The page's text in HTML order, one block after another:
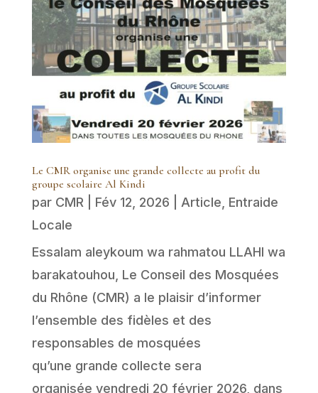
Le CMR organise une grande collecte au profit du
groupe scolaire Al Kindi
par CMR Fév 12, 2026 Article Entraide
Locale
Essalam aleykoum wa rahmatou LLAHI wa
barakatouhou, Le Conseil des Mosquées
du Rhône (CMR) a le plaisir d’informer
l’ensemble des fidèles et des
responsables de mosquées
qu’une grande collecte sera
organisée vendredi 20 février 2026, dans